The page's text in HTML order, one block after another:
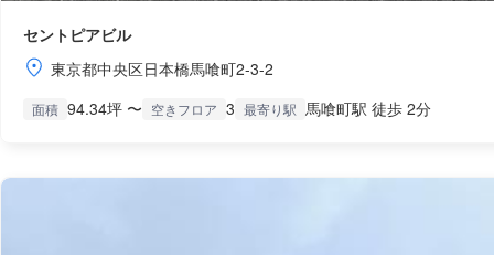
セントピアビル
東京都中央区日本橋馬喰町2-3-2
面積 94.34坪 〜 空きフロア 3 最寄り駅 馬喰町駅 徒歩 2分